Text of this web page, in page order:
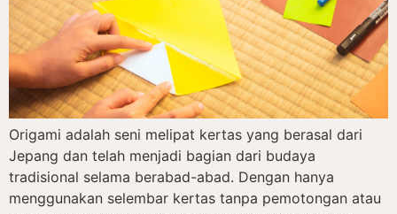
Origami adalah seni melipat kertas yang berasal dari
Jepang dan telah menjadi bagian dari budaya
tradisional selama berabad-abad. Dengan hanya
menggunakan selembar kertas tanpa pemotongan atau